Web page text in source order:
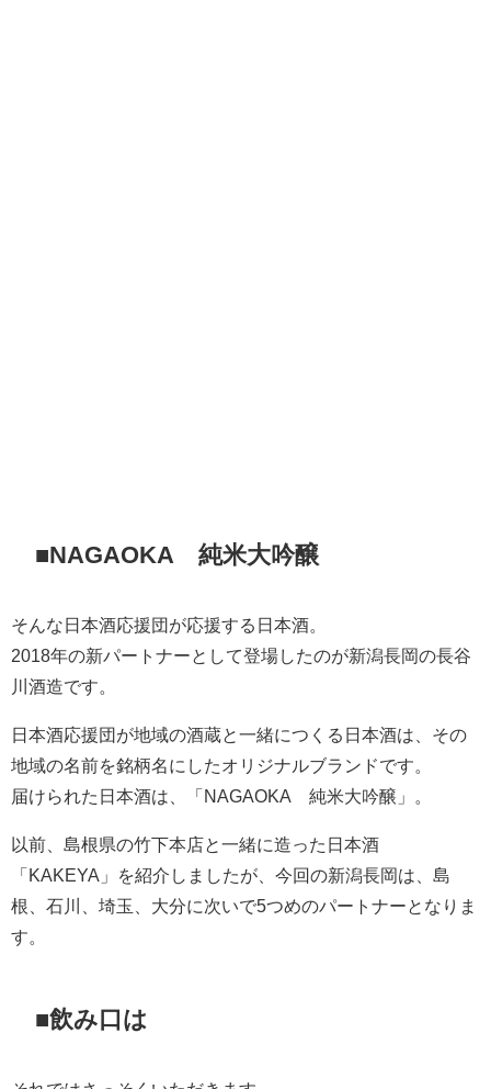
■NAGAOKA 純米大吟醸
そんな日本酒応援団が応援する日本酒。
2018年の新パートナーとして登場したのが新潟長岡の長谷
川酒造です。
日本酒応援団が地域の酒蔵と一緒につくる日本酒は、その
地域の名前を銘柄名にしたオリジナルブランドです。
届けられた日本酒は、「NAGAOKA 純米大吟醸」。
以前、島根県の竹下本店と一緒に造った日本酒
「KAKEYA」を紹介しましたが、今回の新潟長岡は、島
根、石川、埼玉、大分に次いで5つめのパートナーとなりま
す。
■飲み口は